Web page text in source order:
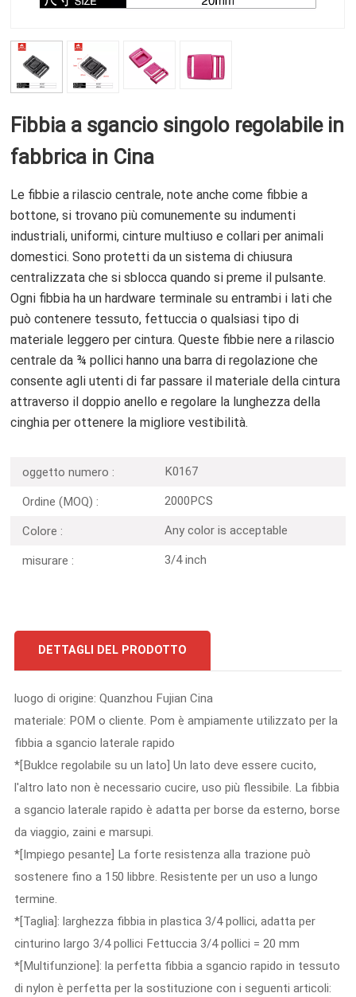
Fibbia a sgancio singolo regolabile in
fabbrica in Cina
Le fibbie a rilascio centrale, note anche come fibbie a
bottone, si trovano più comunemente su indumenti
industriali, uniformi, cinture multiuso e collari per animali
domestici. Sono protetti da un sistema di chiusura
centralizzata che si sblocca quando si preme il pulsante.
Ogni fibbia ha un hardware terminale su entrambi i lati che
può contenere tessuto, fettuccia o qualsiasi tipo di
materiale leggero per cintura. Queste fibbie nere a rilascio
centrale da ¾ pollici hanno una barra di regolazione che
consente agli utenti di far passare il materiale della cintura
attraverso il doppio anello e regolare la lunghezza della
cinghia per ottenere la migliore vestibilità.
oggetto numero : K0167
Ordine (MOQ) : 2000PCS
Colore : Any color is acceptable
misurare : 3/4 inch
DETTAGLI DEL PRODOTTO
luogo di origine: Quanzhou Fujian Cina
materiale: POM o cliente. Pom è ampiamente utilizzato per la
fibbia a sgancio laterale rapido
*[Buklce regolabile su un lato] Un lato deve essere cucito,
l'altro lato non è necessario cucire, uso più flessibile. La fibbia
a sgancio laterale rapido è adatta per borse da esterno, borse
da viaggio, zaini e marsupi.
*[Impiego pesante] La forte resistenza alla trazione può
sostenere fino a 150 libbre. Resistente per un uso a lungo
termine.
*[Taglia]: larghezza fibbia in plastica 3/4 pollici, adatta per
cinturino largo 3/4 pollici Fettuccia 3/4 pollici = 20 mm
*[Multifunzione]: la perfetta fibbia a sgancio rapido in tessuto
di nylon è perfetta per la sostituzione con i seguenti articoli: